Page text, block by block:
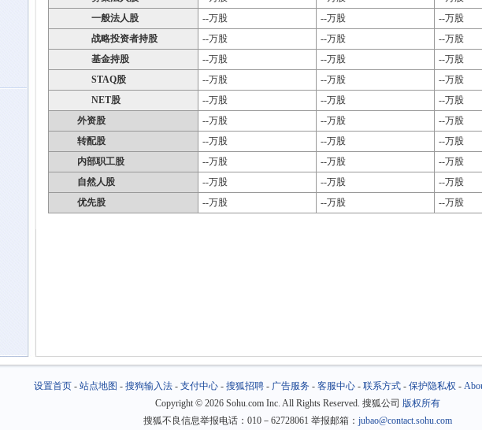
一般法人股
--万股 --万股 --万股
战略投资者持股
--万股 --万股 --万股
基金持股
--万股 --万股 --万股
STAQ股
--万股 --万股 --万股
NET股
--万股 --万股 --万股
外资股
--万股 --万股 --万股
转配股
--万股 --万股 --万股
内部职工股
--万股 --万股 --万股
自然人股
--万股 --万股 --万股
优先股
--万股 --万股 --万股
设置首页- 站点地图 - 搜狗输入法- 支付中心- 搜狐招聘- 广告服务- 客服中心- 联系方式- 保护隐私权 -
Copyright © 2026 Sohu.com Inc. All Rights Reserved. 搜狐公司 版权所有
搜狐不良信息举报电话：010－62728061 举报邮箱： jubao@contact.sohu.com